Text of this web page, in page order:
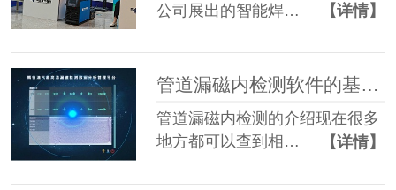
公司展出的智能焊…
【详情】
管道漏磁内检测软件的基本构成，你了解吗？
管道漏磁内检测的介绍现在很多
地方都可以查到相…
【详情】